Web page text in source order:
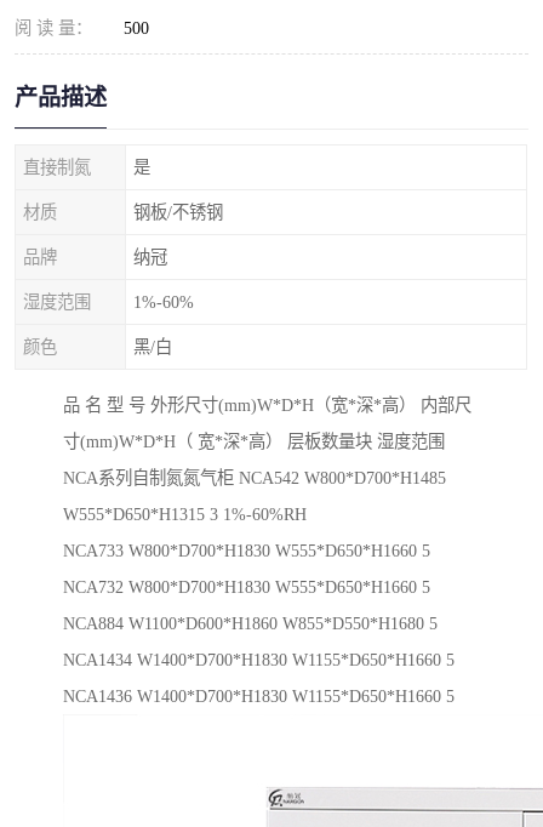
阅 读 量： 500
产品描述
直接制氮 是
材质 钢板/不锈钢
品牌 纳冠
湿度范围 1%-60%
颜色 黑/白
品 名 型 号 外形尺寸(mm)W*D*H（宽*深*高） 内部尺
寸(mm)W*D*H（ 宽*深*高） 层板数量块 湿度范围
NCA系列自制氮氮气柜 NCA542 W800*D700*H1485
W555*D650*H1315 3 1%-60%RH
NCA733 W800*D700*H1830 W555*D650*H1660 5
NCA732 W800*D700*H1830 W555*D650*H1660 5
NCA884 W1100*D600*H1860 W855*D550*H1680 5
NCA1434 W1400*D700*H1830 W1155*D650*H1660 5
NCA1436 W1400*D700*H1830 W1155*D650*H1660 5